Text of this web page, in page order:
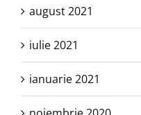
august 2021
iulie 2021
ianuarie 2021